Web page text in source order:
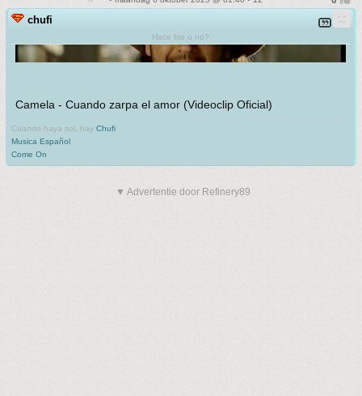
chufi
Hace frio o no?
Camela - Cuando zarpa el amor (Videoclip Oficial)
Cuando haya sol, hay Chufi
Musica Español
Come On
▼ Advertentie door Refinery89